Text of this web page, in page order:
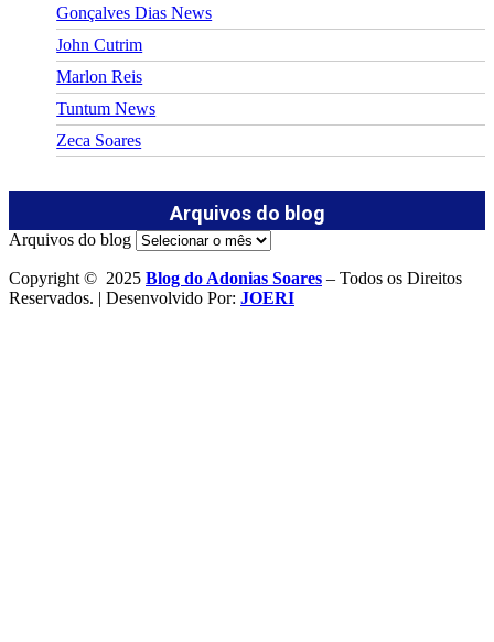
Gonçalves Dias News
John Cutrim
Marlon Reis
Tuntum News
Zeca Soares
Arquivos do blog
Arquivos do blog
Copyright © 2025 Blog do Adonias Soares – Todos os Direitos
Reservados. | Desenvolvido Por: JOERI